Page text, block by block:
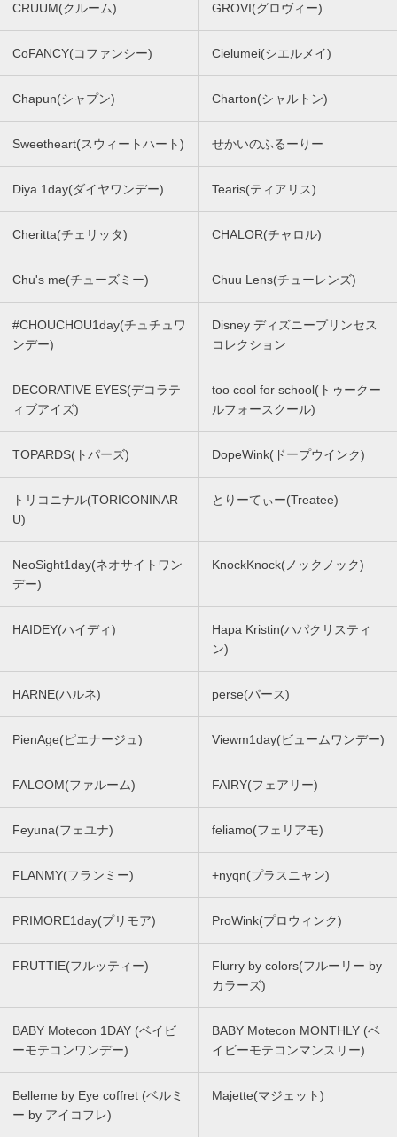
CRUUM(クルーム) GROVI(グロヴィー)
CoFANCY(コファンシー) Cielumei(シエルメイ)
Chapun(シャプン) Charton(シャルトン)
Sweetheart(スウィートハート) せかいのふるーりー
Diya 1day(ダイヤワンデー) Tearis(ティアリス)
Cheritta(チェリッタ) CHALOR(チャロル)
Chu's me(チューズミー) Chuu Lens(チューレンズ)
#CHOUCHOU1day(チュチュワ
ンデー)
Disney ディズニープリンセス
コレクション
DECORATIVE EYES(デコラテ
ィブアイズ)
too cool for school(トゥークー
ルフォースクール)
TOPARDS(トパーズ) DopeWink(ドープウインク)
トリコニナル(TORICONINAR
U)
とりーてぃー(Treatee)
NeoSight1day(ネオサイトワン
デー)
KnockKnock(ノックノック)
HAIDEY(ハイディ)
Hapa Kristin(ハパクリスティ
ン)
HARNE(ハルネ) perse(パース)
PienAge(ピエナージュ) Viewm1day(ビュームワンデー)
FALOOM(ファルーム) FAIRY(フェアリー)
Feyuna(フェユナ) feliamo(フェリアモ)
FLANMY(フランミー) +nyqn(プラスニャン)
PRIMORE1day(プリモア) ProWink(プロウィンク)
FRUTTIE(フルッティー)
Flurry by colors(フルーリー by
カラーズ)
BABY Motecon 1DAY (ベイビ
ーモテコンワンデー)
BABY Motecon MONTHLY (ベ
イビーモテコンマンスリー)
Belleme by Eye coffret (ベルミ
ー by アイコフレ)
Majette(マジェット)